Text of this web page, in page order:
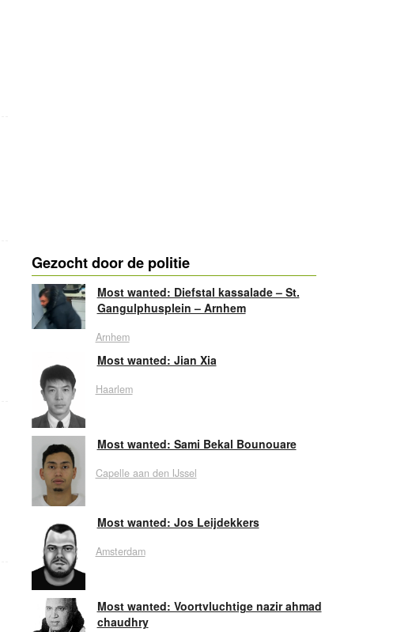
Gezocht door de politie
Most wanted: Diefstal kassalade – St.
Gangulphusplein – Arnhem
Arnhem
Most wanted: Jian Xia
Haarlem
Most wanted: Sami Bekal Bounouare
Capelle aan den IJssel
Most wanted: Jos Leijdekkers
Amsterdam
Most wanted: Voortvluchtige nazir ahmad
chaudhry